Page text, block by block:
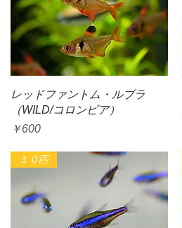
クイックビュー
レッドファントム・ルブラ
（WILD/コロンビア）
価格
￥600
１０匹